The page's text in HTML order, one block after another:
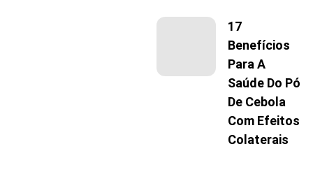
17
Benefícios
Para A
Saúde Do Pó
De Cebola
Com Efeitos
Colaterais